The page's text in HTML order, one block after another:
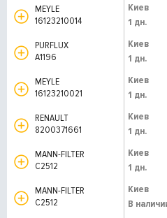
MEYLE
16123210014
Киев
1 дн.
PURFLUX
A1196
Киев
1 дн.
MEYLE
16123210021
Киев
1 дн.
RENAULT
8200371661
Киев
1 дн.
MANN-FILTER
C2512
Киев
1 дн.
MANN-FILTER
C2512
Киев
В